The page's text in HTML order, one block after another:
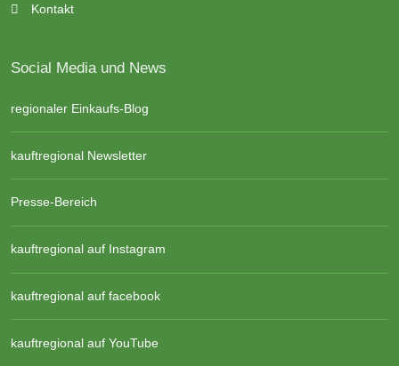
Kontakt
Social Media und News
regionaler Einkaufs-Blog
kauftregional Newsletter
Presse-Bereich
kauftregional auf Instagram
kauftregional auf facebook
kauftregional auf YouTube